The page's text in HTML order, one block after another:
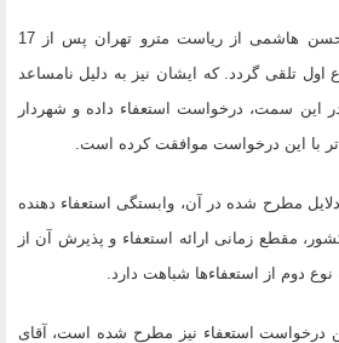
درخواست استعفای اخیر محسن هاشمی از ریاست مترو تهران پس از 17
اول تلقی گردد. که ایشان نیز به دلیل نامساعد
این سمت، درخواست استعفاء داده و شهردار
با این درخواست موافقت کرده است.
مطرح شده در آن، وابستگی استعفاء دهنده
مقطع زمانی ارائه استعفاء و پذیرش آن از
دوم از استعفاءها شباهت دارد.
درخواست استعفاء نیز مطرح شده است، آقای